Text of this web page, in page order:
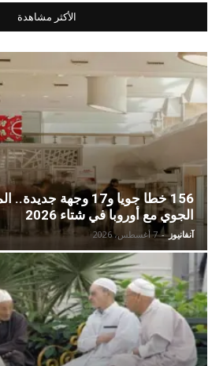
الأكثر مشاهدة
156 خطا جويا و17 وجهة
الجوي مع أوروبا في شتاء 2026
آنفانيوز - 7 أغسطس، 2026